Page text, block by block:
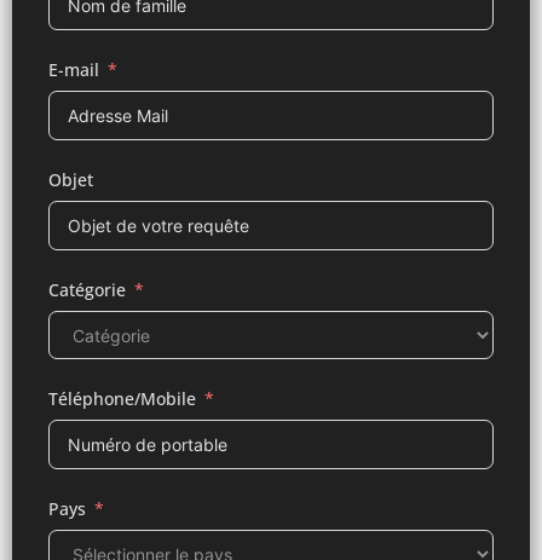
E-mail
Objet
Catégorie
Téléphone/Mobile
Pays